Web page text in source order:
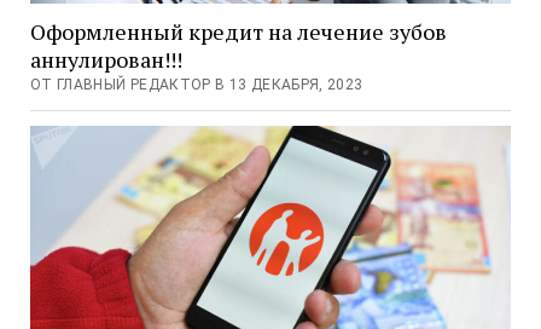
Оформленный кредит на лечение зубов
аннулирован!!!
ОТ ГЛАВНЫЙ РЕДАКТОР В 13 ДЕКАБРЯ, 2023